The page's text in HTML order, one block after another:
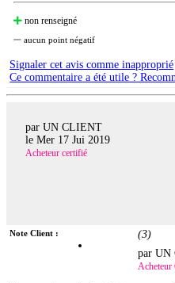
non renseigné
aucun point négatif
Signaler cet avis comme inapproprié
Ce commentaire a été utile ?
par UN CLIENT
le Mer 17 Jui 2019
Acheteur certifié
Note Client : (3)
par
Acheteur